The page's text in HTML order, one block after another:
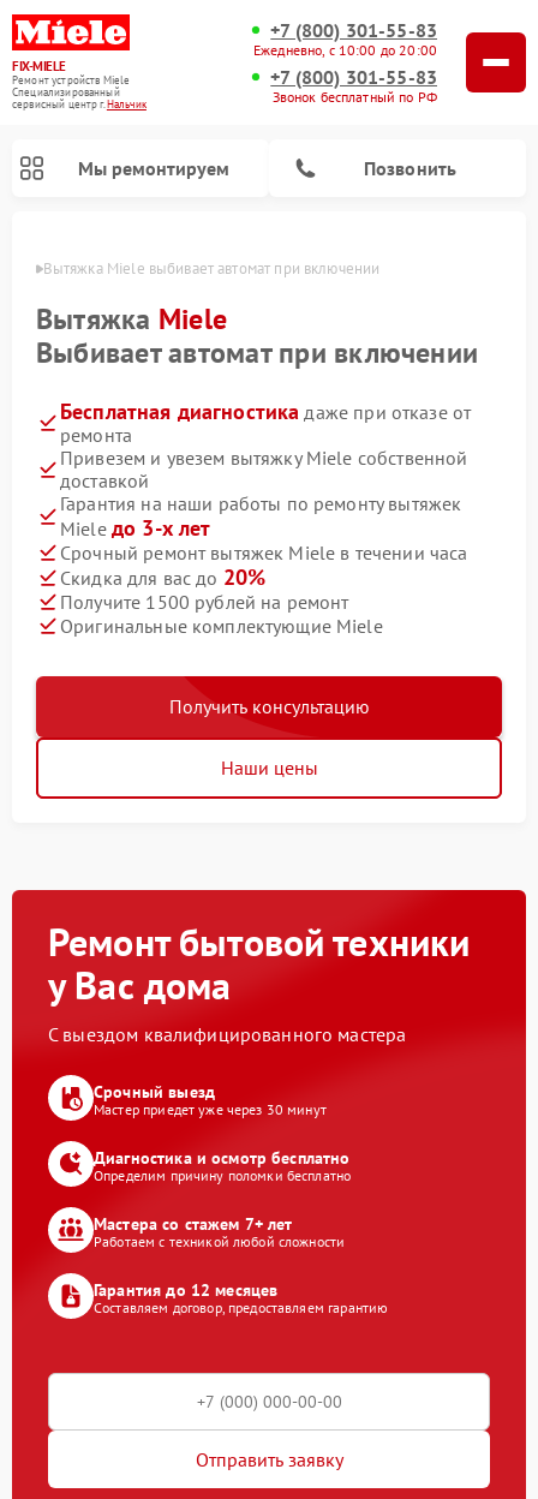
FIX-MIELE
Ремонт устройств Miele
Специализированный
cервисный центр г.Нальчик
+7 (800) 301-55-83
Ежедневно, с 10:00 до 20:00
+7 (800) 301-55-83
Звонок бесплатный по РФ
Мы ремонтируем Позвонить
Вытяжка Miele выбивает автомат при включении
Вытяжка Miele
Выбивает автомат при включении
Бесплатная диагностика даже при отказе от
ремонта
Привезем и увезем вытяжку Miele собственной
доставкой
Гарантия на наши работы по ремонту вытяжек
Miele до 3-х лет
Срочный ремонт вытяжек Miele в течении часа
Скидка для вас до 20%
Получите 1500 рублей на ремонт
Оригинальные комплектующие Miele
Получить консультацию
Наши цены
Ремонт бытовой техники
у Вас дома
С выездом квалифицированного мастера
Срочный выезд
Мастер приедет уже через 30 минут
Диагностика и осмотр бесплатно
Определим причину поломки бесплатно
Мастера со стажем 7+ лет
Работаем с техникой любой сложности
Гарантия до 12 месяцев
Составляем договор, предоставляем гарантию
Отправить заявку